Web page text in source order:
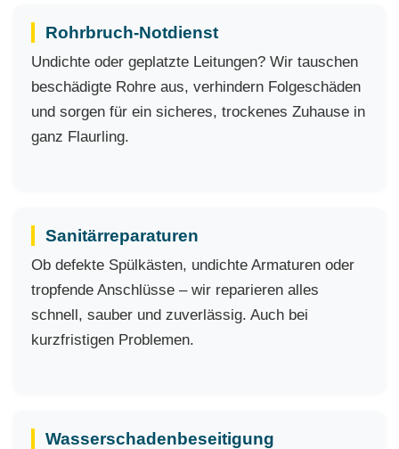
Rohrbruch-Notdienst
Undichte oder geplatzte Leitungen? Wir tauschen
beschädigte Rohre aus, verhindern Folgeschäden
und sorgen für ein sicheres, trockenes Zuhause in
ganz Flaurling.
Sanitärreparaturen
Ob defekte Spülkästen, undichte Armaturen oder
tropfende Anschlüsse – wir reparieren alles
schnell, sauber und zuverlässig. Auch bei
kurzfristigen Problemen.
Wasserschadenbeseitigung